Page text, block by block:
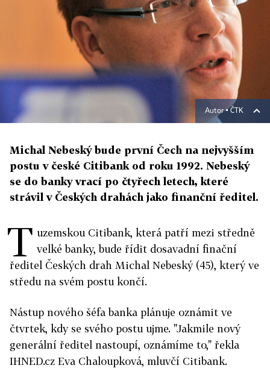
Autor ▪ČTK
Michal Nebeský bude první Čech na nejvyšším
postu v české Citibank od roku 1992. Nebeský
se do banky vrací po čtyřech letech, které
strávil v Českých drahách jako finanční ředitel.
T uzemskou Citibank, která patří mezi středně
velké banky, bude řídit dosavadní finační
ředitel Českých drah Michal Nebeský (45), který ve
středu na svém postu končí.
Nástup nového šéfa banka plánuje oznámit ve
čtvrtek, kdy se svého postu ujme. "Jakmile nový
generální ředitel nastoupí, oznámíme to," řekla
IHNED.cz Eva Chaloupková, mluvčí Citibank.